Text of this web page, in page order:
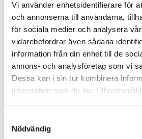
Vi använder enhetsidentifierare för
och annonserna till användarna,
för sociala medier och analysera
vidarebefordrar även sådana
information från din enhet till de
annons- och analysföretag som vi
Dessa kan i sin tur kombinera
information som du har
Nödvändig
avseende projekt i egen regi
godkännas av NCC AB:s styrelse.
understigande 50 MSEK hanteras av
affärsområde.
Koncernen är sammansatt av
finansdirektör och chefsjurist ingår.